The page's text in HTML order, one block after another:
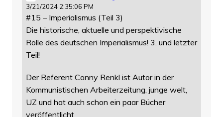
3/21/2024 2:35:06 PM
#15 – Imperialismus (Teil 3)
Die historische, aktuelle und perspektivische
Rolle des deutschen Imperialismus! 3. und letzter
Teil!
Der Referent Conny Renkl ist Autor in der
Kommunistischen Arbeiterzeitung, junge welt,
UZ und hat auch schon ein paar Bücher
veröffentlicht.